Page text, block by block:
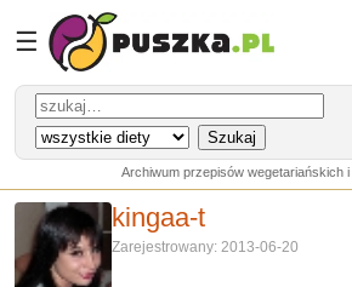
☰
Archiwum przepisów wegetariańskich
kingaa-t
Zarejestrowany: 2013-06-20